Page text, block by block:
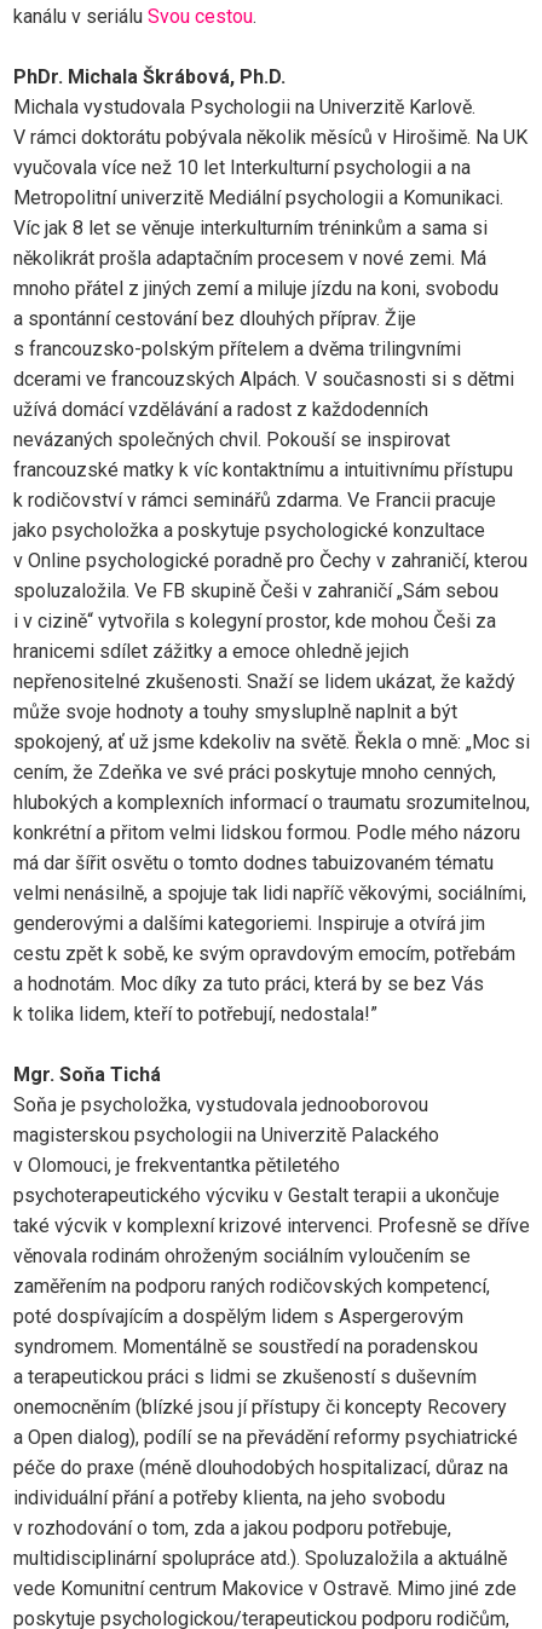
kanálu v seriálu Svou cestou.
PhDr. Michala Škrábová, Ph.D.
Michala vystudovala Psychologii na Univerzitě Karlově.
V rámci doktorátu pobývala několik měsíců v Hirošimě. Na UK
vyučovala více než 10 let Interkulturní psychologii a na
Metropolitní univerzitě Mediální psychologii a Komunikaci.
Víc jak 8 let se věnuje interkulturním tréninkům a sama si
několikrát prošla adaptačním procesem v nové zemi. Má
mnoho přátel z jiných zemí a miluje jízdu na koni, svobodu
a spontánní cestování bez dlouhých příprav. Žije
s francouzsko-polským přítelem a dvěma trilingvními
dcerami ve francouzských Alpách. V současnosti si s dětmi
užívá domácí vzdělávání a radost z každodenních
nevázaných společných chvil. Pokouší se inspirovat
francouzské matky k víc kontaktnímu a intuitivnímu přístupu
k rodičovství v rámci seminářů zdarma. Ve Francii pracuje
jako psycholožka a poskytuje psychologické konzultace
v Online psychologické poradně pro Čechy v zahraničí, kterou
spoluzaložila. Ve FB skupině Češi v zahraničí „Sám sebou
i v cizině“ vytvořila s kolegyní prostor, kde mohou Češi za
hranicemi sdílet zážitky a emoce ohledně jejich
nepřenositelné zkušenosti. Snaží se lidem ukázat, že každý
může svoje hodnoty a touhy smysluplně naplnit a být
spokojený, ať už jsme kdekoliv na světě. Řekla o mně: „Moc si
cením, že Zdeňka ve své práci poskytuje mnoho cenných,
hlubokých a komplexních informací o traumatu srozumitelnou,
konkrétní a přitom velmi lidskou formou. Podle mého názoru
má dar šířit osvětu o tomto dodnes tabuizovaném tématu
velmi nenásilně, a spojuje tak lidi napříč věkovými, sociálními,
genderovými a dalšími kategoriemi. Inspiruje a otvírá jim
cestu zpět k sobě, ke svým opravdovým emocím, potřebám
a hodnotám. Moc díky za tuto práci, která by se bez Vás
k tolika lidem, kteří to potřebují, nedostala!”
Mgr. Soňa Tichá
Soňa je psycholožka, vystudovala jednooborovou
magisterskou psychologii na Univerzitě Palackého
v Olomouci, je frekventantka pětiletého
psychoterapeutického výcviku v Gestalt terapii a ukončuje
také výcvik v komplexní krizové intervenci. Profesně se dříve
věnovala rodinám ohroženým sociálním vyloučením se
zaměřením na podporu raných rodičovských kompetencí,
poté dospívajícím a dospělým lidem s Aspergerovým
syndromem. Momentálně se soustředí na poradenskou
a terapeutickou práci s lidmi se zkušeností s duševním
onemocněním (blízké jsou jí přístupy či koncepty Recovery
a Open dialog), podílí se na převádění reformy psychiatrické
péče do praxe (méně dlouhodobých hospitalizací, důraz na
individuální přání a potřeby klienta, na jeho svobodu
v rozhodování o tom, zda a jakou podporu potřebuje,
multidisciplinární spolupráce atd.). Spoluzaložila a aktuálně
vede Komunitní centrum Makovice v Ostravě. Mimo jiné zde
poskytuje psychologickou/terapeutickou podporu rodičům,